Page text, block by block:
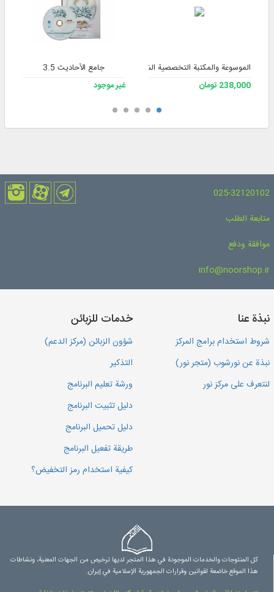
الموسوعة والمكتبة التخصصية الشاملة للفقه 3
238,000 تومان
جامع الأحاديث 3.5
غير موجود
025-32120102
متابعة الطلب
موافقة ودفع
info@noorshop.ir
نبذة عنا
شروط استخدام برامج المركز
نبذة عن نورشوب (متجر نور)
لنتعرف على مركز نور
خدمات للزبائن
شؤون الزبائن (مركز الدعم)
التذكير
ورشة تعليم البرنامج
دليل تثبيت البرنامج
دليل تحميل البرنامج
طريقة تفعيل البرنامج
كيفية استخدام رمز التخفيض؟
كل المنتوجات والخدمات الموجودة في هذا المتجر لديها ترخيص من الجهات المعنية، ونشاطات
هذا الموقع خاضعة لقوانين وقرارات الجمهورية الإسلامية في إيران.